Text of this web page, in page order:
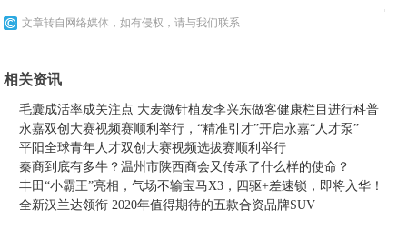
文章转自网络媒体，如有侵权，请与我们联系
相关资讯
毛囊成活率成关注点 大麦微针植发李兴东做客健康栏目进行科普
永嘉双创大赛视频赛顺利举行，“精准引才”开启永嘉“人才泵”
平阳全球青年人才双创大赛视频选拔赛顺利举行
秦商到底有多牛？温州市陕西商会又传承了什么样的使命？
丰田“小霸王”亮相，气场不输宝马X3，四驱+差速锁，即将入华！
全新汉兰达领衔 2020年值得期待的五款合资品牌SUV